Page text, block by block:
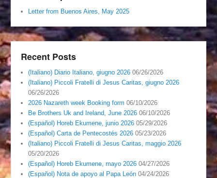
Letter from Buenos Aires, May 2025
Recent Posts
(Italiano) Diario Italiano, giugno 2026 06/26/2026
(Italiano) Piccoli Fratelli di Jesus Caritas, giugno 2026
06/26/2026
2026 Nazareth week Booking form 06/10/2026
Be Brothers Uk and Ireland, June 2026 06/10/2026
(Español) Horeb Ekumene, junio 2026 05/29/2026
(Español) Carta de Pentecostés 2026 05/23/2026
(Italiano) Piccoli Fratelli di Jesus Caritas, maggio 2026
05/20/2026
(Español) Horeb Ekumene, mayo 2026 04/27/2026
(Español) Nota de apoyo al Papa León 04/24/2026